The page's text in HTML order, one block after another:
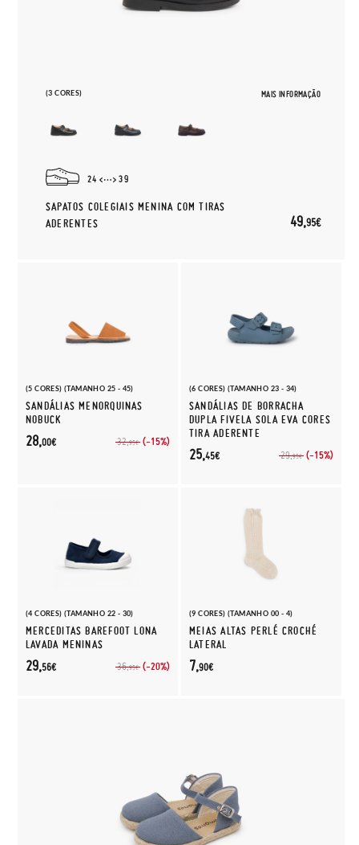
(3 CORES) MAIS INFORMAÇÃO
24 39
SAPATOS COLEGIAIS MENINA COM TIRAS
ADERENTES
49,95€
(5 CORES) (TAMANHO 25 - 45)
SANDÁLIAS MENORQUINAS
NOBUCK
32,95€ (-15%)
28,00€
(6 CORES) (TAMANHO 23 - 34)
SANDÁLIAS DE BORRACHA
DUPLA FIVELA SOLA EVA CORES
TIRA ADERENTE
29,95€ (-15%)
25,45€
(4 CORES) (TAMANHO 22 - 30)
MERCEDITAS BAREFOOT LONA
LAVADA MENINAS
36,95€ (-20%)
29,56€
(9 CORES) (TAMANHO 00 - 4)
MEIAS ALTAS PERLÉ CROCHÉ
LATERAL
7,90€